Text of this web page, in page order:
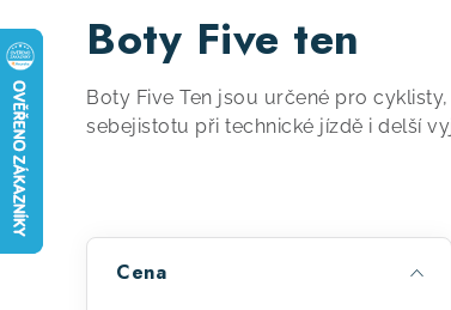
Boty Five ten
Boty Five Ten jsou určené pro
sebejistotu při technické jízdě i delší
P
Cena